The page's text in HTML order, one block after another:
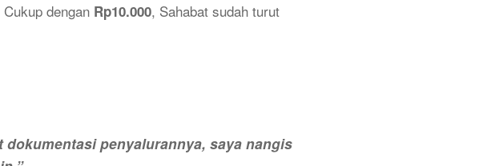
dengan Rp10.000, Sahabat sudah turut
dokumentasi penyalurannya, saya nangis